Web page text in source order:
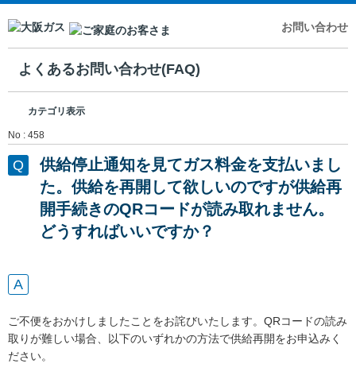
お問い合わせ
よくあるお問い合わせ(FAQ)
カテゴリ表示
No : 458
供給停止通知を見てガス料金を支払いまし
た。供給を再開して欲しいのですが供給再
開手続きのQRコードが読み取れません。
どうすればいいですか？
ご不便をおかけしましたことをお詫びいたします。QRコードの読み
取りが難しい場合、以下のいずれかの方法で供給再開をお申込みく
ださい。